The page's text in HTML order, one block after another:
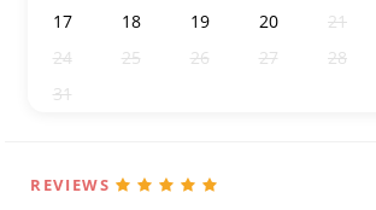
17
18 19 20 21
24
25 26 27 28
31
REVIEWS